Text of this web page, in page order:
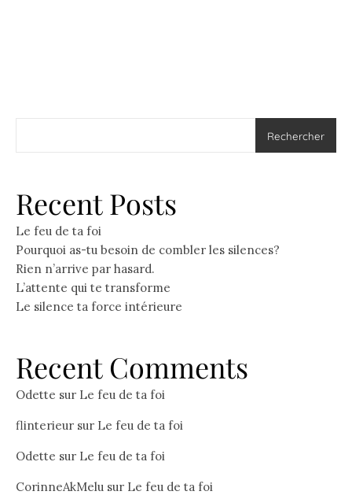
Rechercher
Recent Posts
Le feu de ta foi
Pourquoi as-tu besoin de combler les silences?
Rien n’arrive par hasard.
L’attente qui te transforme
Le silence ta force intérieure
Recent Comments
Odette sur Le feu de ta foi
flinterieur sur Le feu de ta foi
Odette sur Le feu de ta foi
CorinneAkMelu sur Le feu de ta foi